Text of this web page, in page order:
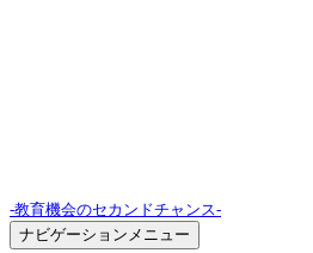
-教育機会のセカンドチャンス-
ナビゲーションメニュー